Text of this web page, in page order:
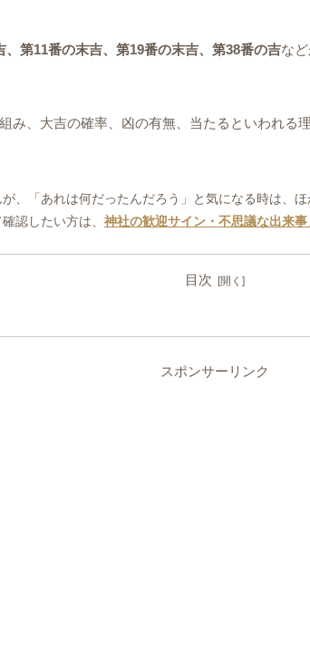
、第11番の末吉、第19番の末吉、第38番の吉な
み、大吉の確率、凶の有無、当たるといわれる
、「あれは何だったんだろう」と気になる時は、
認したい方は、 神社の歓迎サイン・不思議な出来
目次
スポンサーリンク